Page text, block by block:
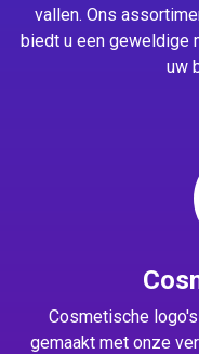
vallen. Ons
biedt u een geweldige
uw
Cosmetische
gemaakt met onze